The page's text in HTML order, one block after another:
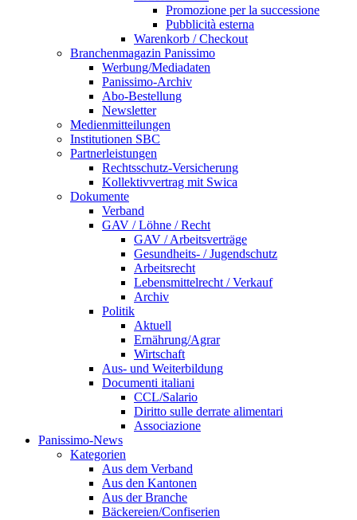
Promozione per la successione
Pubblicità esterna
Warenkorb / Checkout
Branchenmagazin Panissimo
Werbung/Mediadaten
Panissimo-Archiv
Abo-Bestellung
Newsletter
Medienmitteilungen
Institutionen SBC
Partnerleistungen
Rechtsschutz-Versicherung
Kollektivvertrag mit Swica
Dokumente
Verband
GAV / Löhne / Recht
GAV / Arbeitsverträge
Gesundheits- / Jugendschutz
Arbeitsrecht
Lebensmittelrecht / Verkauf
Archiv
Politik
Aktuell
Ernährung/Agrar
Wirtschaft
Aus- und Weiterbildung
Documenti italiani
CCL/Salario
Diritto sulle derrate alimentari
Associazione
Panissimo-News
Kategorien
Aus dem Verband
Aus den Kantonen
Aus der Branche
Bäckereien/Confiserien